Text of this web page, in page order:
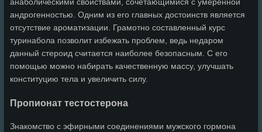
анаболическими свойствами, сочетающимися с умеренной
андрогенностью. Одним из его главных достоинств является
отсутствие ароматизации. Грамотно составленный курс
туринабола позволит избежать проблем, ведь недаром
данный стероид считается наиболее безопасным. С его
помощью можно набирать качественную массу, улучшать
конституцию тела и увеличить силу.
Пропионат тестостерона
Знакомство с эфирными соединениями мужского гормона